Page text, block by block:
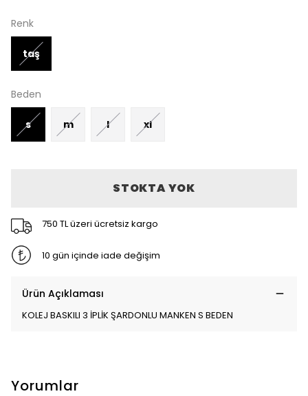
Renk
taş
Beden
s m l xl
STOKTA YOK
750 TL üzeri ücretsiz kargo
10 gün içinde iade değişim
Ürün Açıklaması
KOLEJ BASKILI 3 İPLİK ŞARDONLU MANKEN S BEDEN
Yorumlar